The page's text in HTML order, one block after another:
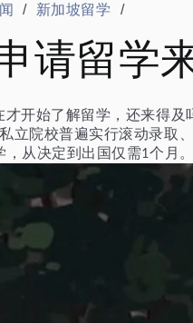
/ 新加坡留学 /
请留学
才开始了解留学，还来得
立院校普遍实行滚动录取
，从决定到出国仅需1个月。